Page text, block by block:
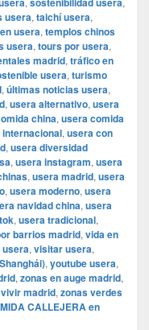
usera, taichí usera,
usera, templos chinos
usera, tours por usera,
madrid, tráfico en
usera, turismo
, últimas noticias usera,
, usera alternativo, usera
china, usera comida
, usera con
, usera diversidad
, usera instagram, usera
, usera madrid, usera
, usera moderno, usera
navidad china, usera
, usera tradicional,
barrios madrid, vida en
usera, visitar usera,
, youtube usera,
, zonas en auge madrid,
madrid, zonas verdes
CALLEJERA en